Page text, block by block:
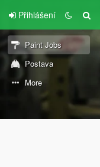
Přihlášení
Paint Jobs
Postava
More